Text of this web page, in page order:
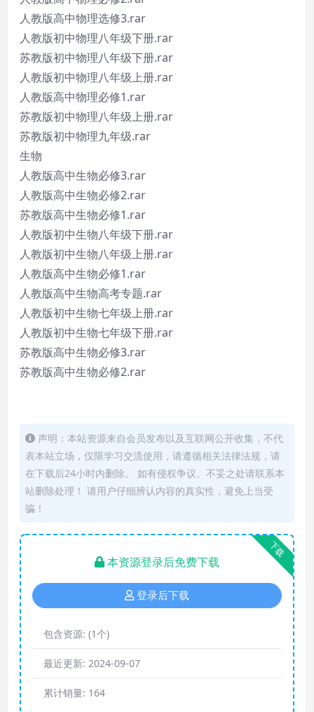
人教版高中物理选修3.rar
人教版初中物理八年级下册.rar
苏教版初中物理八年级下册.rar
人教版初中物理八年级上册.rar
人教版高中物理必修1.rar
苏教版初中物理八年级上册.rar
苏教版初中物理九年级.rar
生物
人教版高中生物必修3.rar
人教版高中生物必修2.rar
苏教版高中生物必修1.rar
人教版初中生物八年级下册.rar
人教版初中生物八年级上册.rar
人教版高中生物必修1.rar
人教版高中生物高考专题.rar
人教版初中生物七年级上册.rar
人教版初中生物七年级下册.rar
苏教版高中生物必修3.rar
苏教版高中生物必修2.rar
声明：本站资源来自会员发布以及互联网公开收集，不代
表本站立场，仅限学习交流使用，请遵循相关法律法规，请
在下载后24小时内删除。 如有侵权争议、不妥之处请联系本
站删除处理！ 请用户仔细辨认内容的真实性，避免上当受
骗！
下载
本资源登录后免费下载
登录后下载
包含资源: (1个)
最近更新: 2024-09-07
累计销量: 164